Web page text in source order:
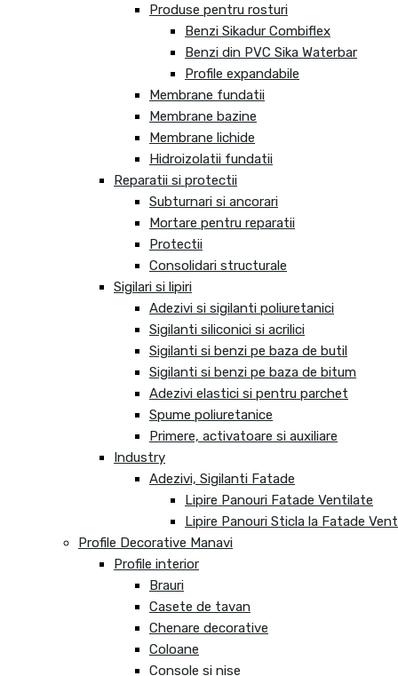
Produse pentru rosturi
Benzi Sikadur Combiflex
Benzi din PVC Sika Waterbar
Profile expandabile
Membrane fundatii
Membrane bazine
Membrane lichide
Hidroizolatii fundatii
Reparatii si protectii
Subturnari si ancorari
Mortare pentru reparatii
Protectii
Consolidari structurale
Sigilari si lipiri
Adezivi si sigilanti poliuretanici
Sigilanti siliconici si acrilici
Sigilanti si benzi pe baza de butil
Sigilanti si benzi pe baza de bitum
Adezivi elastici si pentru parchet
Spume poliuretanice
Primere, activatoare si auxiliare
Industry
Adezivi, Sigilanti Fatade
Lipire Panouri Fatade Ventilate
Lipire Panouri Sticla la Fatade
Profile Decorative Manavi
Profile interior
Brauri
Casete de tavan
Chenare decorative
Coloane
Console si nise